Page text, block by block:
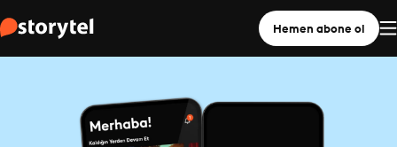
Hemen abone ol